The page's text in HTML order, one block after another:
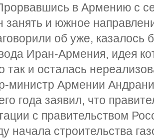
в Армению с
занять и южное
об уже, казалось
Иран-Армения, идея
так и осталась
министр Армении
года заявил, что
с правительством
начала строительства